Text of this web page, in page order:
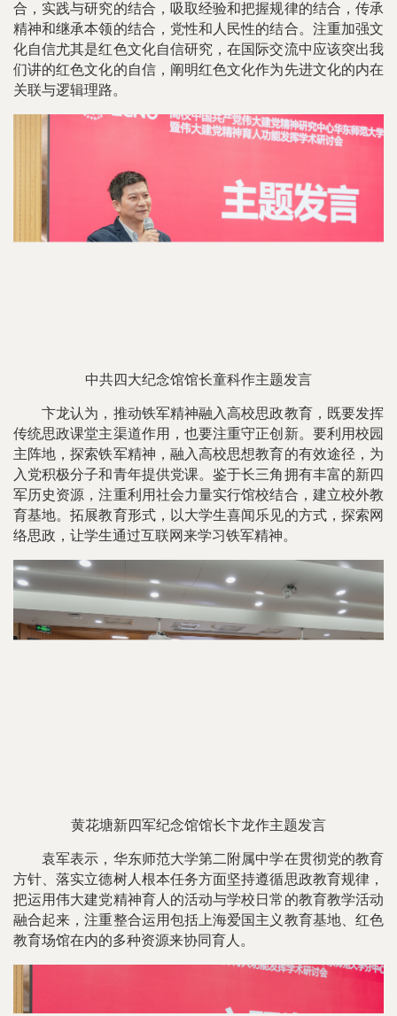
合，实践与研究的结合，吸取经验和把握规律的结合，传承
精神和继承本领的结合，党性和人民性的结合。注重加强文
化自信尤其是红色文化自信研究，在国际交流中应该突出我
们讲的红色文化的自信，阐明红色文化作为先进文化的内在
关联与逻辑理路。
中共四大纪念馆馆长童科作主题发言
卞龙认为，推动铁军精神融入高校思政教育，既要发挥
传统思政课堂主渠道作用，也要注重守正创新。要利用校园
主阵地，探索铁军精神，融入高校思想教育的有效途径，为
入党积极分子和青年提供党课。鉴于长三角拥有丰富的新四
军历史资源，注重利用社会力量实行馆校结合，建立校外教
育基地。拓展教育形式，以大学生喜闻乐见的方式，探索网
络思政，让学生通过互联网来学习铁军精神。
黄花塘新四军纪念馆馆长卞龙作主题发言
袁军表示，华东师范大学第二附属中学在贯彻党的教育
方针、落实立德树人根本任务方面坚持遵循思政教育规律，
把运用伟大建党精神育人的活动与学校日常的教育教学活动
融合起来，注重整合运用包括上海爱国主义教育基地、红色
教育场馆在内的多种资源来协同育人。